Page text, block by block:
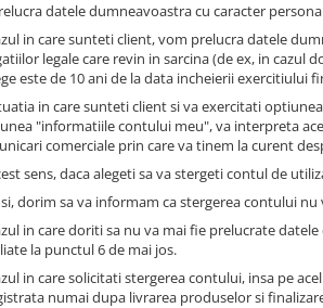
datele dumneavoastra cu caracter
in care sunteti client, vom prelucra datele
legale care revin in sarcina (de ex, in
este de 10 ani de la data incheierii exercitiului
in care sunteti client si va exercitati
"informatiile contului meu", va interpreta
comerciale prin care va tinem la curent
sens, daca alegeti sa va stergeti contul de
dorim sa va informam ca stergerea contului
in care doriti sa nu va mai fie prelucrate
la punctul 6 de mai jos.
in care solicitati stergerea contului, insa pe
numai dupa livrarea produselor si